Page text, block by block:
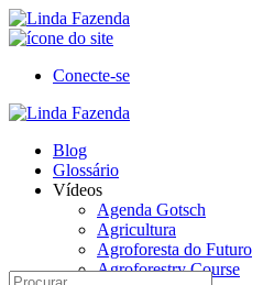
Toggle
Side
Conecte-se
Toggle
Panel
Blog
Glossário
Vídeos
Agenda Gotsch
Agricultura
Agroforesta do Futuro
Agroforestry Course
Procurar: